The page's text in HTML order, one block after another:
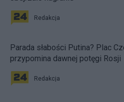
Redakcja
Parada słabości Putina? Plac
przypomina dawnej potęgi Rosji
Redakcja